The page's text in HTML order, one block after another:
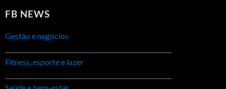
FB NEWS
Gestão e negócios
Fitness, esporte e lazer